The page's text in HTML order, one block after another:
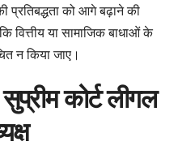
को आगे बढ़ाने की
वित्तीय या सामाजिक बाधाओं के
न किया जाए।
कोर्ट लीगल